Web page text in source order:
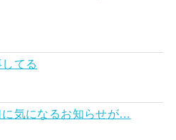
てる
に気になるお知らせが…